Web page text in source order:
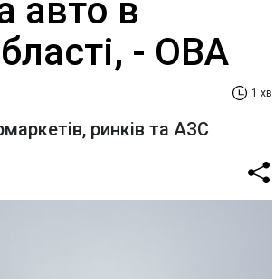
авто в
- ОВА
1 хв
ринків та АЗС